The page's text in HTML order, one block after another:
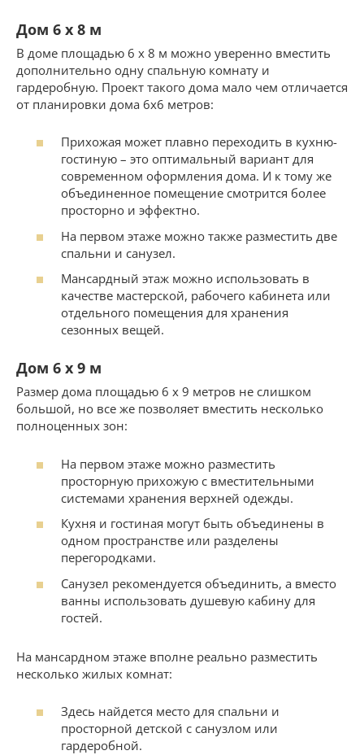
Дом 6 х 8 м
В доме площадью 6 х 8 м можно уверенно вместить
дополнительно одну спальную комнату и
гардеробную. Проект такого дома мало чем отличается
от планировки дома 6х6 метров:
Прихожая может плавно переходить в кухню-
гостиную – это оптимальный вариант для
современном оформления дома. И к тому же
объединенное помещение смотрится более
просторно и эффектно.
На первом этаже можно также разместить две
спальни и санузел.
Мансардный этаж можно использовать в
качестве мастерской, рабочего кабинета или
отдельного помещения для хранения
сезонных вещей.
Дом 6 х 9 м
Размер дома площадью 6 х 9 метров не слишком
большой, но все же позволяет вместить несколько
полноценных зон:
На первом этаже можно разместить
просторную прихожую с вместительными
системами хранения верхней одежды.
Кухня и гостиная могут быть объединены в
одном пространстве или разделены
перегородками.
Санузел рекомендуется объединить, а вместо
ванны использовать душевую кабину для
гостей.
На мансардном этаже вполне реально разместить
несколько жилых комнат:
Здесь найдется место для спальни и
просторной детской с санузлом или
гардеробной.